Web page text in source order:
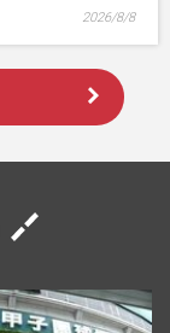
2026/8/8